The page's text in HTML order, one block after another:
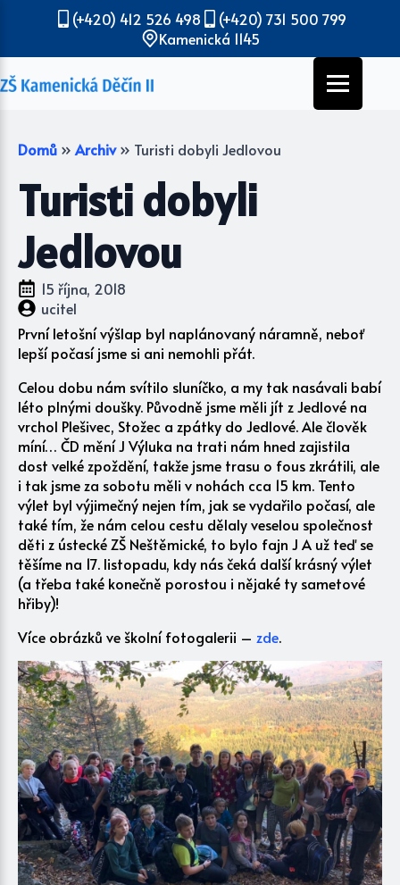
(+420) 412 526 498
(+420) 731 500 799
Kamenická 1145
Domů » Archiv » Turisti dobyli Jedlovou
Turisti dobyli
Jedlovou
15 října, 2018
ucitel
První letošní výšlap byl naplánovaný náramně, neboť
lepší počasí jsme si ani nemohli přát.
Celou dobu nám svítilo sluníčko, a my tak nasávali babí
léto plnými doušky. Původně jsme měli jít z Jedlové na
vrchol Plešivec, Stožec a zpátky do Jedlové. Ale člověk
míní… ČD mění J Výluka na trati nám hned zajistila
dost velké zpoždění, takže jsme trasu o fous zkrátili, ale
i tak jsme za sobotu měli v nohách cca 15 km. Tento
výlet byl výjimečný nejen tím, jak se vydařilo počasí, ale
také tím, že nám celou cestu dělaly veselou společnost
děti z ústecké ZŠ Neštěmické, to bylo fajn J A už teď se
těšíme na 17. listopadu, kdy nás čeká další krásný výlet
(a třeba také konečně porostou i nějaké ty sametové
hřiby)!
Více obrázků ve školní fotogalerii – zde.